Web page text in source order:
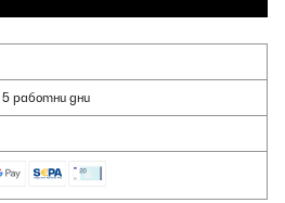
работни дни